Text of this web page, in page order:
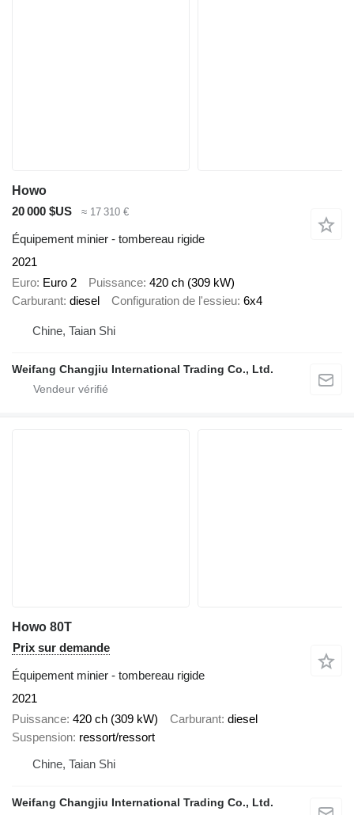
Howo
20 000 $US
≈ 17 310 €
Équipement minier - tombereau rigide
2021
Euro Euro 2 Puissance 420 ch (309 kW)
Carburant diesel Configuration de l'essieu 6x4
Chine, Taian Shi
Weifang Changjiu International Trading Co., Ltd.
Howo 80T
Prix sur demande
Équipement minier - tombereau rigide
2021
Puissance 420 ch (309 kW) Carburant diesel
Suspension ressort/ressort
Chine, Taian Shi
Weifang Changjiu International Trading Co., Ltd.